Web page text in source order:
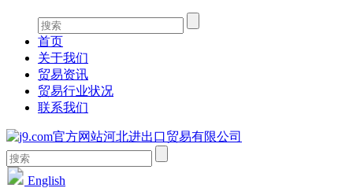
首页
关于我们
贸易资讯
贸易行业状况
联系我们
English